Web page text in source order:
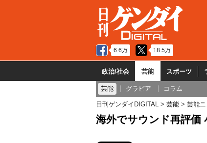
6.6万 18.5万
政治/社会 芸能 スポーツ
芸能 グラビア コラム
日刊ゲンダイDIGITAL 芸能 芸能
海外でサウンド再評価